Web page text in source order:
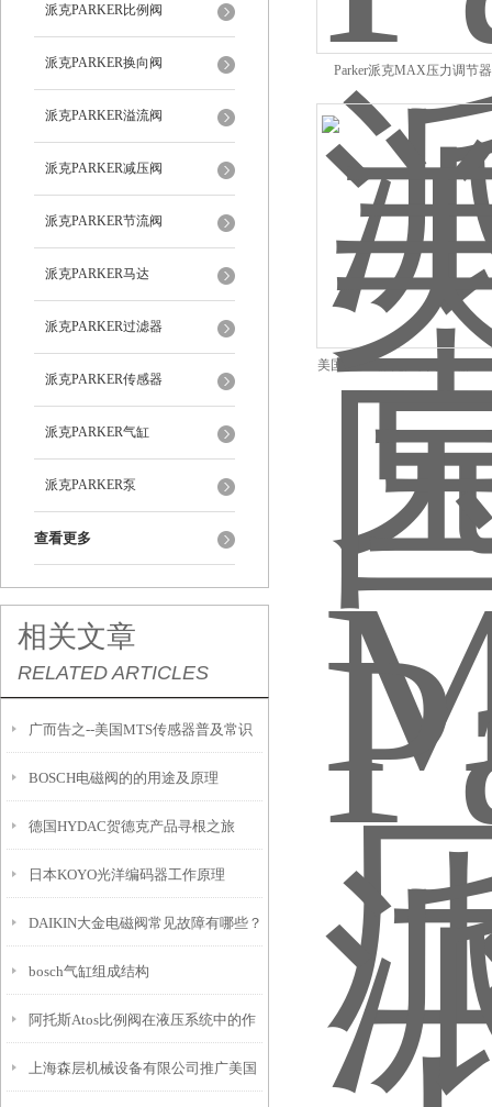
派克PARKER比例阀
派克PARKER换向阀
派克PARKER溢流阀
派克PARKER减压阀
派克PARKER节流阀
派克PARKER马达
派克PARKER过滤器
派克PARKER传感器
派克PARKER气缸
派克PARKER泵
查看更多
相关文章
RELATED ARTICLES
广而告之--美国MTS传感器普及常识
BOSCH电磁阀的的用途及原理
德国HYDAC贺德克产品寻根之旅
日本KOYO光洋编码器工作原理
DAIKIN大金电磁阀常见故障有哪些？
bosch气缸组成结构
阿托斯Atos比例阀在液压系统中的作
用
上海森层机械设备有限公司推广美国
Parker派克MAX压力调节器
美国Parker派克比例放大器